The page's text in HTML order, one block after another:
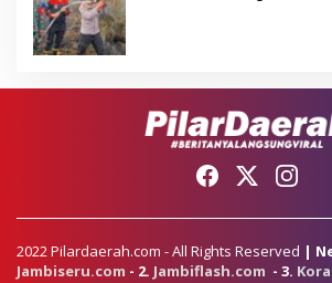
2022 Pilardaerah.com - All Rights Reserved |
Jambiseru.com - 2. Jambiflash.com - 3.